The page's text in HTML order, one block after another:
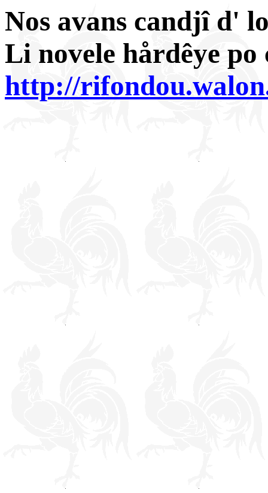
Nos avans candjî d'
Li novele hårdêye po
http://